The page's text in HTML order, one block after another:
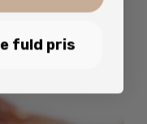
fuld pris